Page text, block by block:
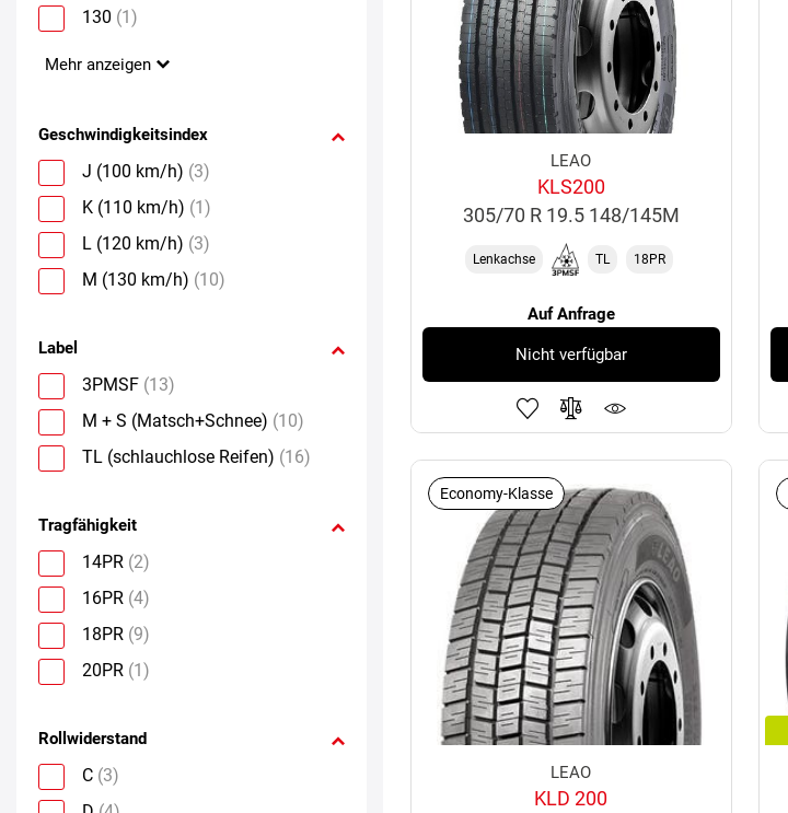
130 (1)
Mehr anzeigen
Geschwindigkeitsindex
J (100 km/h) (3)
K (110 km/h) (1)
L (120 km/h) (3)
M (130 km/h) (10)
Label
3PMSF (13)
M + S (Matsch+Schnee) (10)
TL (schlauchlose Reifen) (16)
Tragfähigkeit
14PR (2)
16PR (4)
18PR (9)
20PR (1)
Rollwiderstand
C (3)
LEAO
KLS200
305/70 R 19.5 148/145M
Lenkachse TL 18PR
Auf Anfrage
Nicht verfügbar
Economy-Klasse
LEAO
KLD 200